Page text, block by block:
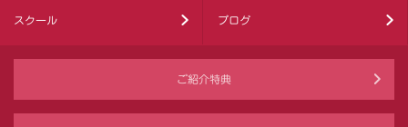
スクール ブログ
ご紹介特典